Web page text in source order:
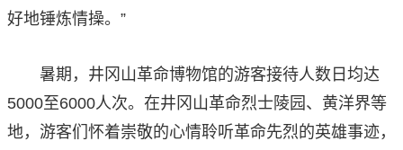
好地锤炼情操。”
暑期，井冈山革命博物馆的游客接待人数日均达
5000至6000人次。在井冈山革命烈士陵园、黄洋界等
地，游客们怀着崇敬的心情聆听革命先烈的英雄事迹，